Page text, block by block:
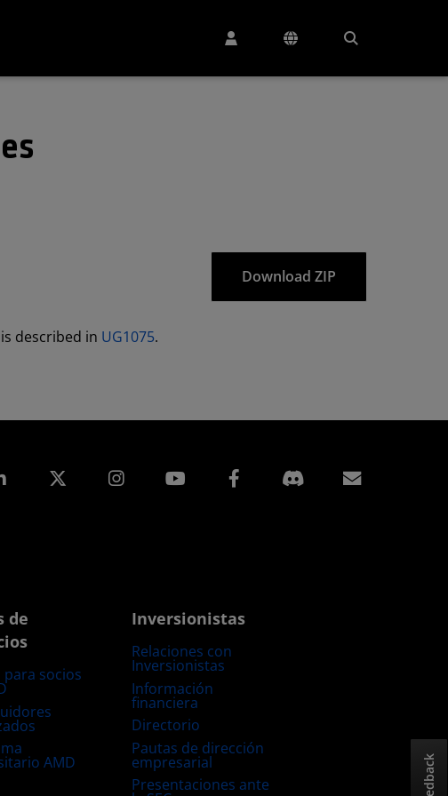
Download ZIP
described in UG1075.
LinkedIn Instagram Facebook
de
para socios
AMD
Inversionistas
Relaciones con
Inversionistas
Información
financiera
Directorio
Pautas de dirección
empresarial
Presentaciones ante
Feedback